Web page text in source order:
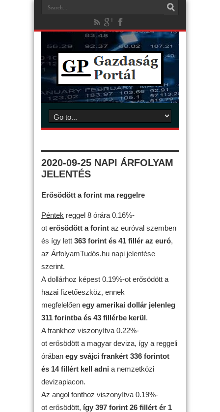
2020-09-25 NAPI ÁRFOLYAM
JELENTÉS
Erősödött a forint ma reggelre
Péntek reggel 8 órára 0.16%-
ot erősödött a forint az euróval szemben
és így lett 363 forint és 41 fillér az euró,
az ÁrfolyamTudós.hu napi jelentése
szerint.
A dollárhoz képest 0.19%-ot erősödött a
hazai fizetőeszköz, ennek
megfelelően egy amerikai dollár jelenleg
311 forintba és 43 fillérbe kerül.
A frankhoz viszonyítva 0.22%-
ot erősödött a magyar deviza, így a reggeli
órában egy svájci frankért 336 forintot
és 14 fillért kell adni a nemzetközi
devizapiacon.
Az angol fonthoz viszonyítva 0.19%-
ot erősödött, így 397 forint 26 fillért ér 1